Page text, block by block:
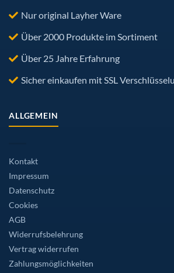
Nur original Layher Ware
Über 2000 Produkte im Sortiment
Über 25 Jahre Erfahrung
Sicher einkaufen mit SSL
ALLGEMEIN
Kontakt
Impressum
Datenschutz
Cookies
AGB
Widerrufsbelehrung
Vertrag widerrufen
Zahlungsmöglichkeiten